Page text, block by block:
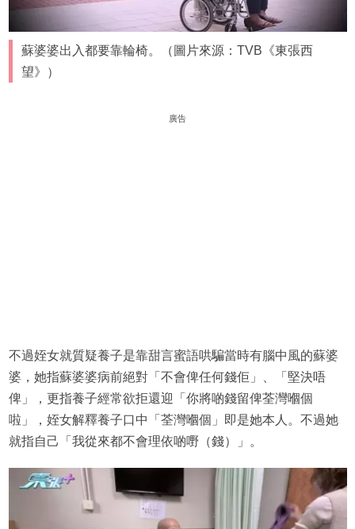
蘇婆婆出入都要靠輪椅。（圖片來源：TVB《東張西
望》）
廣告
不過姪女就質疑養子是靠甜言蜜語哄騙當時有腦中風的蘇婆
婆，她指蘇婆婆病前絕對「不會俾任何錢佢」、「堅決唔
俾」，更指養子經常欲拒還迎「你將啲錢留俾荃灣嗰個
啦」，姪女解釋養子口中「荃灣嗰個」即是她本人。不過她
就指自己「我從來都不會理依啲嘢（錢）」。